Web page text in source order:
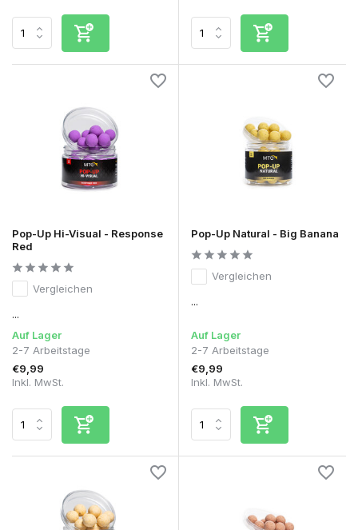
Pop-Up Hi-Visual - Response
Red
Vergleichen
...
Auf Lager
2-7 Arbeitstage
€9,99
Inkl. MwSt.
Pop-Up Natural - Big Banana
Vergleichen
...
Auf Lager
2-7 Arbeitstage
€9,99
Inkl. MwSt.